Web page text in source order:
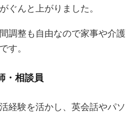
ぐんと上がりました。
調整も自由なので家事や介護
す。
・相談員
経験を活かし、英会話やパソ